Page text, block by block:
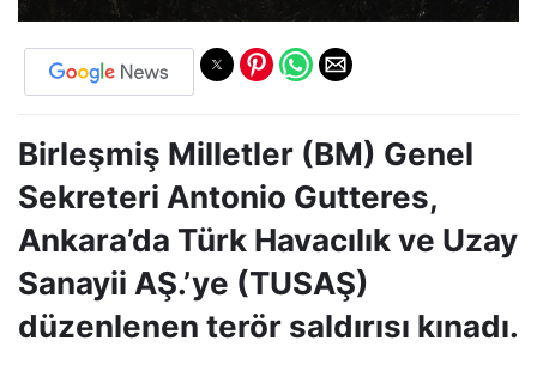
Birleşmiş Milletler (BM) Genel
Sekreteri Antonio Gutteres,
Ankara’da Türk Havacılık ve Uzay
Sanayii AŞ.’ye (TUSAŞ)
düzenlenen terör saldırısı kınadı.